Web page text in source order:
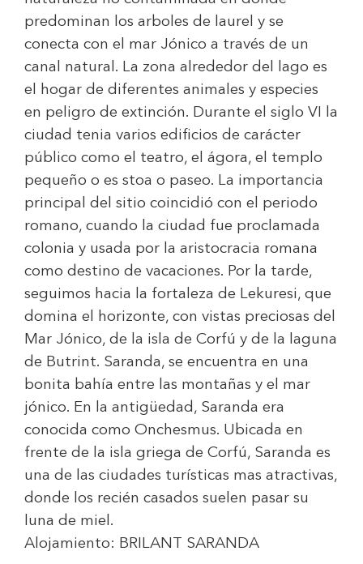
predominan los arboles de laurel y se
conecta con el mar Jónico a través de un
canal natural. La zona alrededor del lago es
el hogar de diferentes animales y especies
en peligro de extinción. Durante el siglo VI la
ciudad tenia varios edificios de carácter
público como el teatro, el ágora, el templo
pequeño o es stoa o paseo. La importancia
principal del sitio coincidió con el periodo
romano, cuando la ciudad fue proclamada
colonia y usada por la aristocracia romana
como destino de vacaciones. Por la tarde,
seguimos hacia la fortaleza de Lekuresi, que
domina el horizonte, con vistas preciosas del
Mar Jónico, de la isla de Corfú y de la laguna
de Butrint. Saranda, se encuentra en una
bonita bahía entre las montañas y el mar
jónico. En la antigüedad, Saranda era
conocida como Onchesmus. Ubicada en
frente de la isla griega de Corfú, Saranda es
una de las ciudades turísticas mas atractivas,
donde los recién casados suelen pasar su
luna de miel.
Alojamiento: BRILANT SARANDA